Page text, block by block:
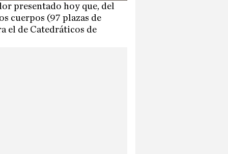
presentado hoy que, del
cuerpos (97 plazas de
el de Catedráticos de